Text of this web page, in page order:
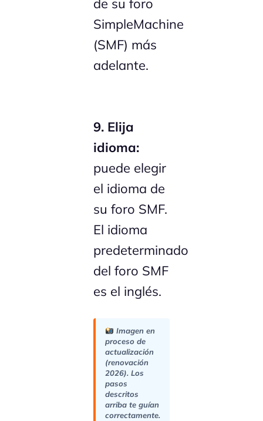
de su foro
SimpleMachine
(SMF) más
adelante.
9. Elija
idioma:
puede elegir
el idioma de
su foro SMF.
El idioma
predeterminado
del foro SMF
es el inglés.
Imagen en
proceso de
actualización
(renovación
2026). Los
pasos
descritos
arriba te guían
correctamente.